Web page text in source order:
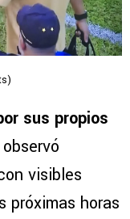
sus propios
visibles
próximas horas